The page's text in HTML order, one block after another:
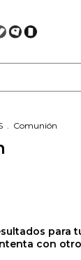
. Comunión
para
con